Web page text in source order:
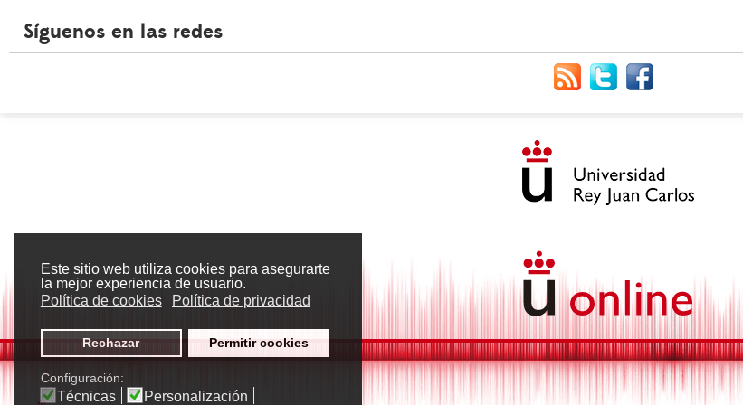
Este sitio web utiliza cookies para asegurarte
la mejor experiencia de usuario.
Política de cookies
Política de privacidad
Rechazar Permitir cookies
Configuración:
Técnicas Personalización
Síguenos en las redes